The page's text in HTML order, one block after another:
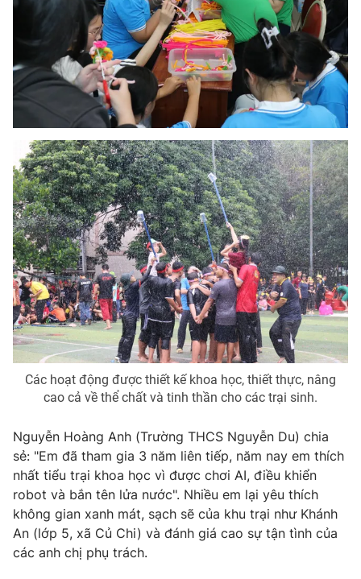
Các hoạt động được thiết kế khoa học, thiết thực, nâng
cao cả về thể chất và tinh thần cho các trại sinh.
Nguyễn Hoàng Anh (Trường THCS Nguyễn Du) chia
sẻ: "Em đã tham gia 3 năm liên tiếp, năm nay em thích
nhất tiểu trại khoa học vì được chơi AI, điều khiển
robot và bắn tên lửa nước". Nhiều em lại yêu thích
không gian xanh mát, sạch sẽ của khu trại như Khánh
An (lớp 5, xã Củ Chi) và đánh giá cao sự tận tình của
các anh chị phụ trách.